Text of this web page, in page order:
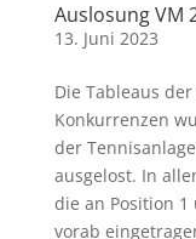
Auslosung VM
13. Juni 2023
Die Tableaus
Konkurrenzen
der
ausgelost. In
die an Position
vorab